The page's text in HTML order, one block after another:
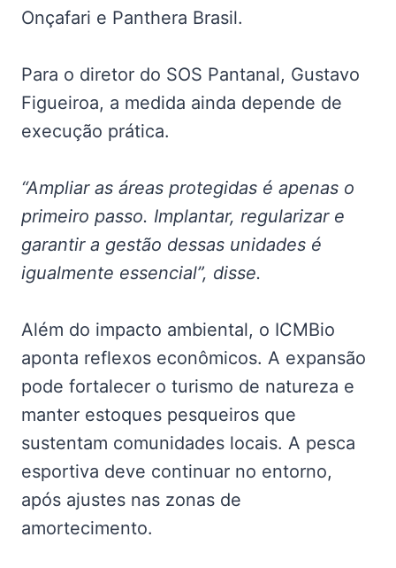
Onçafari e Panthera Brasil.
Para o diretor do SOS Pantanal, Gustavo
Figueiroa, a medida ainda depende de
execução prática.
“Ampliar as áreas protegidas é apenas o
primeiro passo. Implantar, regularizar e
garantir a gestão dessas unidades é
igualmente essencial”, disse.
Além do impacto ambiental, o ICMBio
aponta reflexos econômicos. A expansão
pode fortalecer o turismo de natureza e
manter estoques pesqueiros que
sustentam comunidades locais. A pesca
esportiva deve continuar no entorno,
após ajustes nas zonas de
amortecimento.